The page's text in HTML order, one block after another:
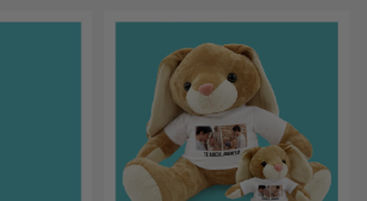
на шоколада.